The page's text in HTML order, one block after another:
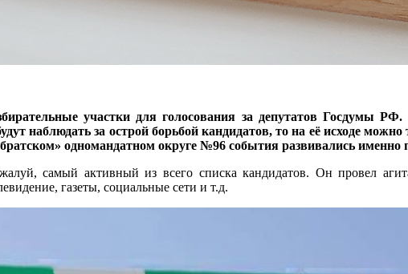
участки для голосования за депутатов
наблюдать за острой борьбой кандидатов, то на её исходе
одномандатном округе №96 события развивались именно
самый активный из всего списка кандидатов. Он провел
газеты, социальные сети и т.д.